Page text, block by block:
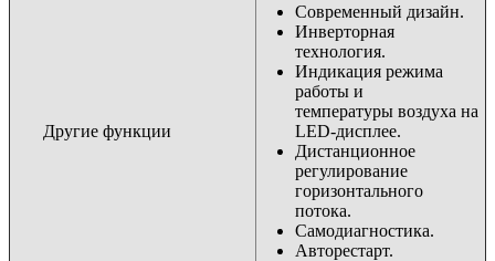
Другие функции
Современный дизайн.
Инверторная
технология.
Индикация режима
работы и
температуры воздуха на
LED-дисплее.
Дистанционное
регулирование
горизонтального
потока.
Самодиагностика.
Авторестарт.